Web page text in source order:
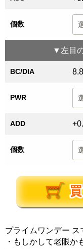
個数
▼ 左目
BC/DIA
PWR
ADD
個数
プライムワンデー ス
・もしかして老眼